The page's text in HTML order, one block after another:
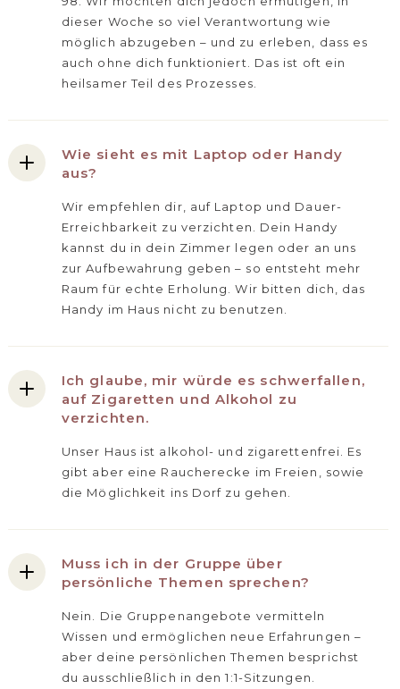
dieser Woche so viel Verantwortung wie
möglich abzugeben – und zu erleben, dass es
auch ohne dich funktioniert. Das ist oft ein
heilsamer Teil des Prozesses.
Wie sieht es mit Laptop oder Handy
aus?
Wir empfehlen dir, auf Laptop und Dauer-
Erreichbarkeit zu verzichten. Dein Handy
kannst du in dein Zimmer legen oder an uns
zur Aufbewahrung geben – so entsteht mehr
Raum für echte Erholung. Wir bitten dich, das
Handy im Haus nicht zu benutzen.
Ich glaube, mir würde es schwerfallen,
auf Zigaretten und Alkohol zu
verzichten.
Unser Haus ist alkohol- und zigarettenfrei. Es
gibt aber eine Raucherecke im Freien, sowie
die Möglichkeit ins Dorf zu gehen.
Muss ich in der Gruppe über
persönliche Themen sprechen?
Nein. Die Gruppenangebote vermitteln
Wissen und ermöglichen neue Erfahrungen –
aber deine persönlichen Themen besprichst
du ausschließlich in den 1:1-Sitzungen.